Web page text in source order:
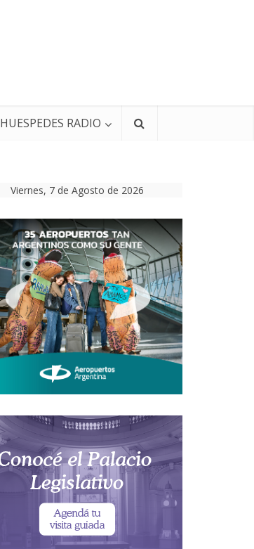
HUESPEDES RADIO
Viernes, 7 de Agosto de 2026